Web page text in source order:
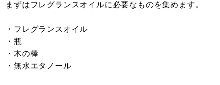
まずはフレグランスオイルに必要なものを集めます。
・フレグランスオイル
・瓶
・木の棒
・無水エタノール